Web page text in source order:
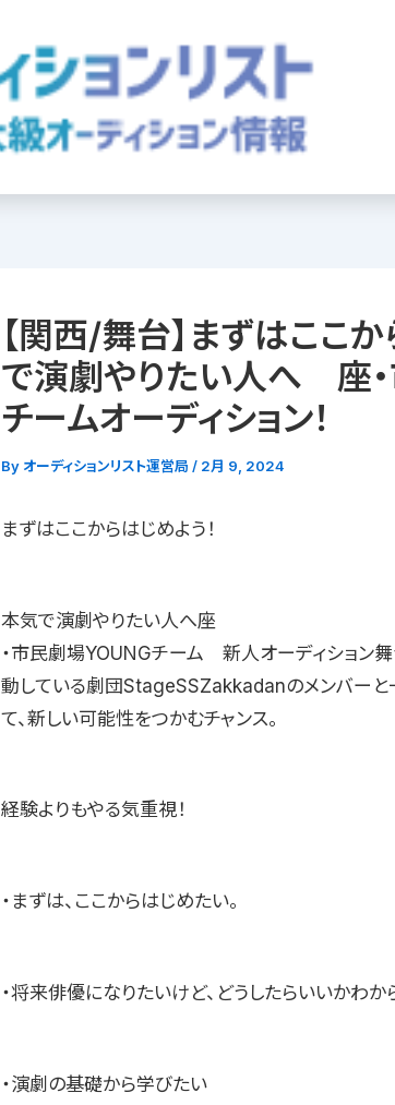
【関西/舞台】まずはここ
で演劇やりたい人へ 座
チームオーディション！
By オーディションリスト運営局 / 2月 9, 2024
まずはここからはじめよう！
本気で演劇やりたい人へ座
・市民劇場YOUNGチーム 新人オーディション
動している劇団StageSSZakkadanのメンバーと
て、新しい可能性をつかむチャンス。
経験よりもやる気重視！
・まずは、ここからはじめたい。
・将来俳優になりたいけど、どうしたらいいかわか
・演劇の基礎から学びたい